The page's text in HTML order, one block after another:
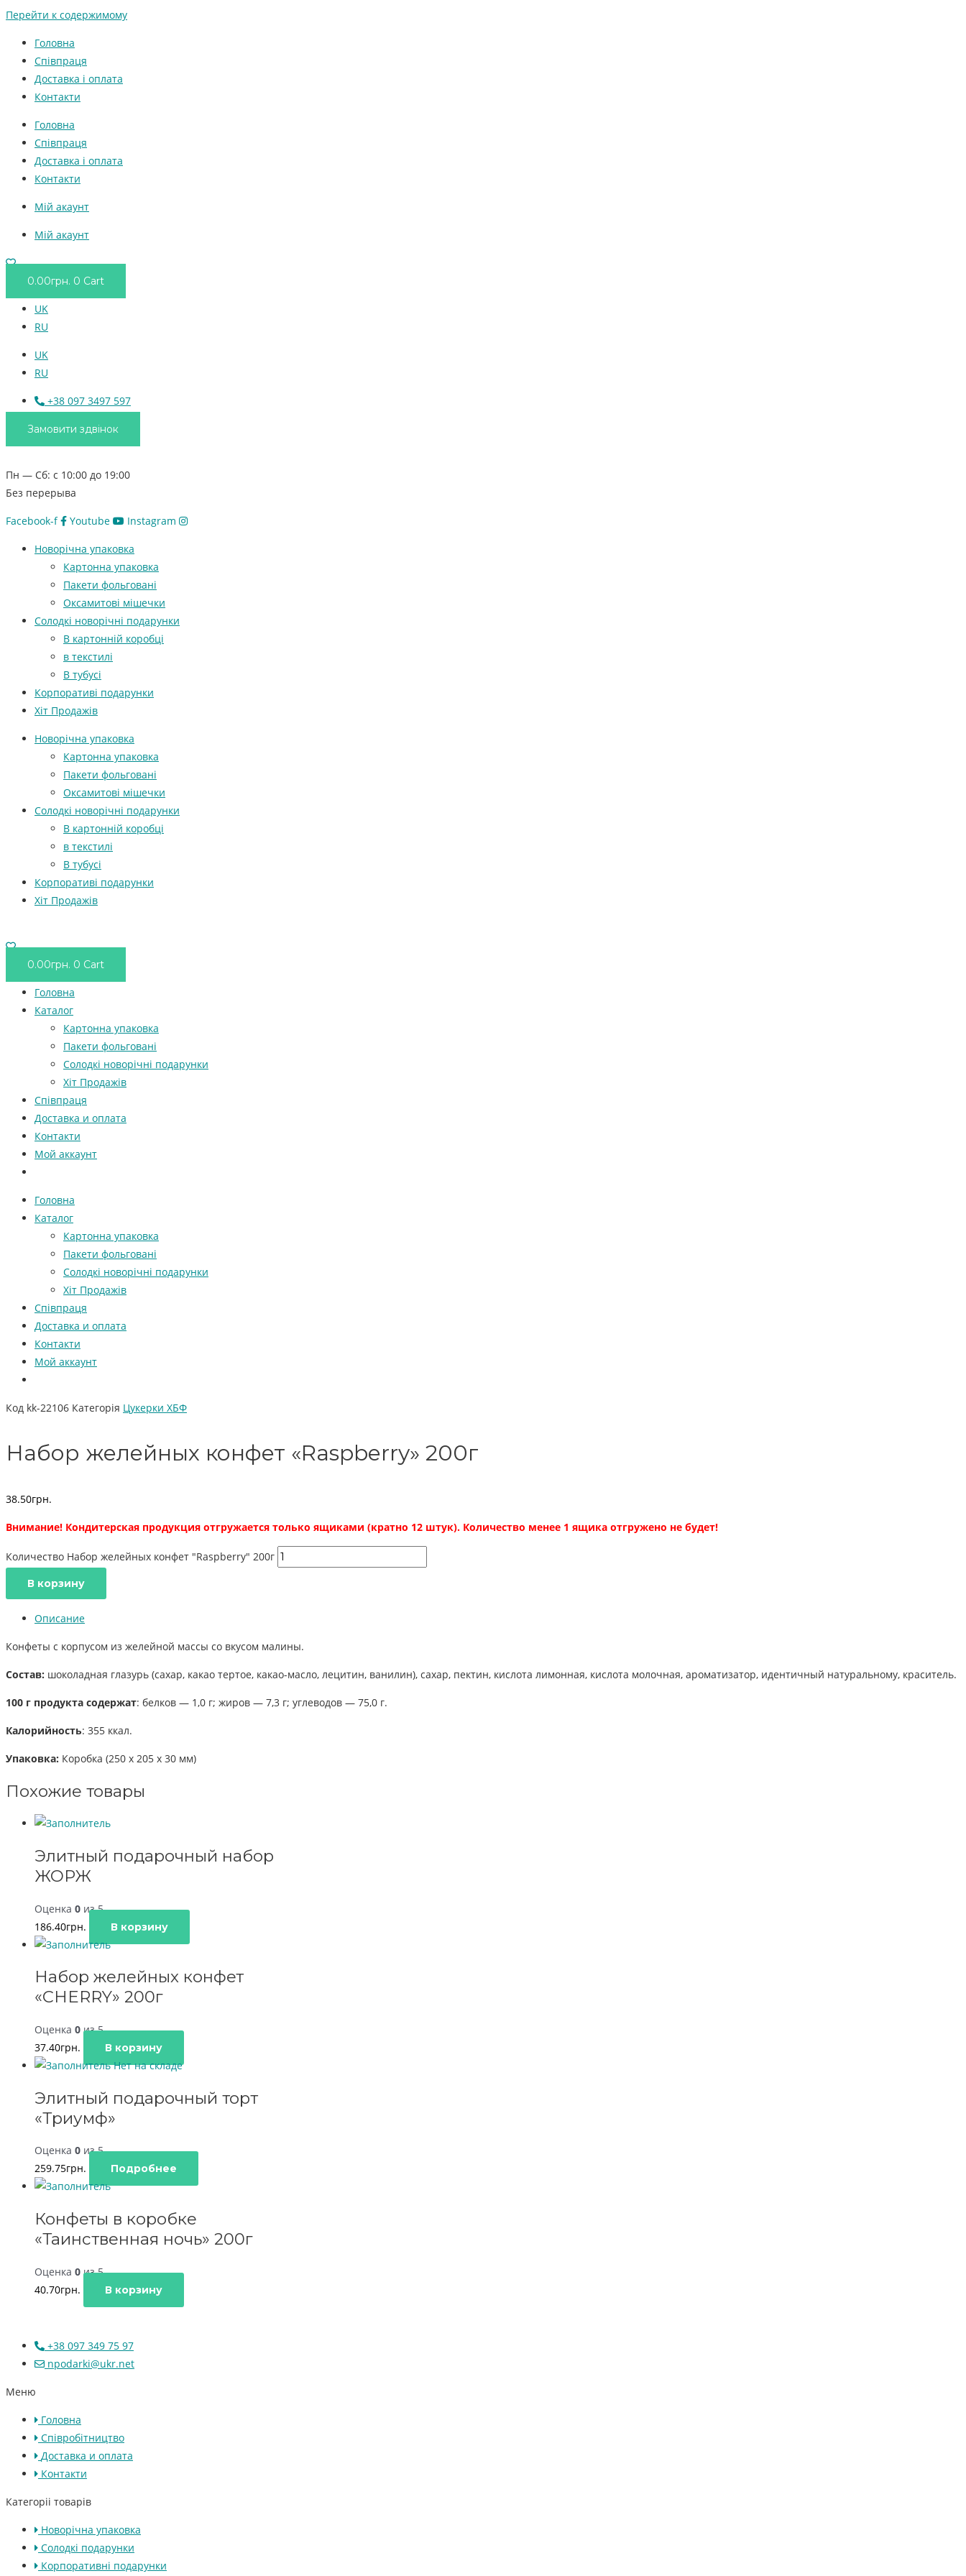
Перейти к содержимому
Головна
Співпраця
Доставка і оплата
Контакти
Головна
Співпраця
Доставка і оплата
Контакти
Мій акаунт
Мій акаунт
0.00грн. 0 Cart
UK
RU
UK
RU
+38 097 3497 597
Замовити здвінок
Пн — Сб: с 10:00 до 19:00
Без перерыва
Facebook-f Youtube Instagram
Новорічна упаковка
Картонна упаковка
Пакети фольговані
Оксамитові мішечки
Солодкі новорічні подарунки
В картонній коробці
в текстилі
В тубусі
Корпоративі подарунки
Хіт Продажів
Новорічна упаковка
Картонна упаковка
Пакети фольговані
Оксамитові мішечки
Солодкі новорічні подарунки
В картонній коробці
в текстилі
В тубусі
Корпоративі подарунки
Хіт Продажів
0.00грн. 0 Cart
Головна
Каталог
Картонна упаковка
Пакети фольговані
Солодкі новорічні подарунки
Хіт Продажів
Співпраця
Доставка и оплата
Контакти
Мой аккаунт
Головна
Каталог
Картонна упаковка
Пакети фольговані
Солодкі новорічні подарунки
Хіт Продажів
Співпраця
Доставка и оплата
Контакти
Мой аккаунт
Код kk-22106 Категорія Цукерки ХБФ
Набор желейных конфет «Raspberry» 200г
38.50грн.
Внимание! Кондитерская продукция отгружается только ящиками (кратно 12 штук). Количество менее 1 ящика отгружено не будет!
Количество Набор желейных конфет "Raspberry" 200г
В корзину
Описание
Конфеты с корпусом из желейной массы со вкусом малины.
Состав: шоколадная глазурь (сахар, какао тертое, какао-масло, лецитин, ванилин), сахар, пектин, кислота лимонная, кислота молочная, ароматизатор, идентичный натуральному, краситель.
100 г продукта содержат: белков — 1,0 г; жиров — 7,3 г; углеводов — 75,0 г.
Калорийность: 355 ккал.
Упаковка: Коробка (250 x 205 x 30 мм)
Похожие товары
Элитный подарочный набор
ЖОРЖ
Оценка 0 из 5
186.40грн. В корзину
Набор желейных конфет
«CHERRY» 200г
Оценка 0 из 5
37.40грн. В корзину
Нет на складе
Элитный подарочный торт
«Триумф»
Оценка 0 из 5
259.75грн. Подробнее
Конфеты в коробке
«Таинственная ночь» 200г
Оценка 0 из 5
40.70грн. В корзину
+38 097 349 75 97
npodarki@ukr.net
Меню
Головна
Співробітництво
Доставка и оплата
Контакти
Категоріі товарів
Новорічна упаковка
Солодкі подарунки
Корпоративні подарунки